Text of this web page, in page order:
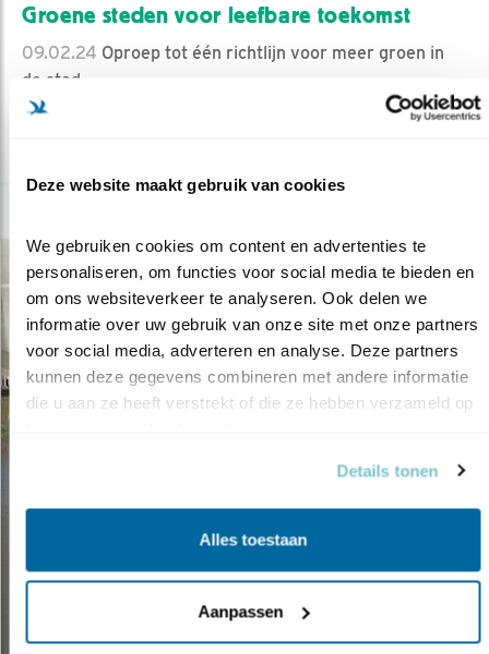
Deze website maakt gebruik van cookies
We gebruiken cookies om content en advertenties te
personaliseren, om functies voor social media te bieden en
om ons websiteverkeer te analyseren. Ook delen we
informatie over uw gebruik van onze site met onze partners
voor social media, adverteren en analyse. Deze partners
kunnen deze gegevens combineren met andere informatie
die u aan ze heeft verstrekt of die ze hebben verzameld op
Details tonen
Alles toestaan
Aanpassen
Groene steden voor leefbare toekomst
09.02.24 Oproep tot één richtlijn voor meer groen in
de stad.
Nieuws